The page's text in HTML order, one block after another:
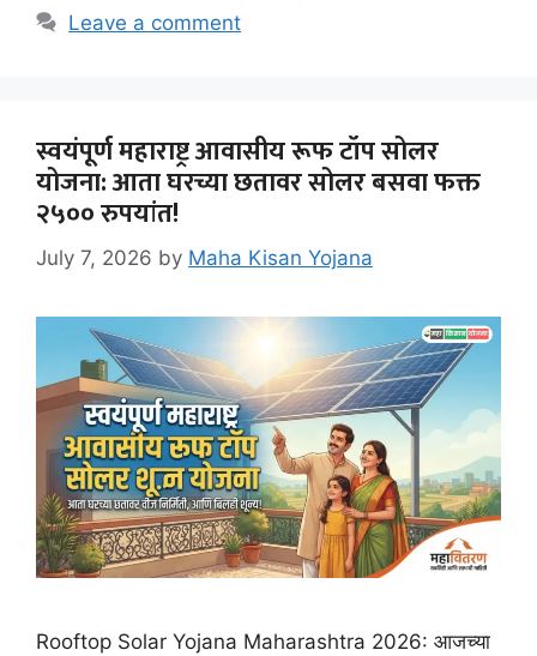
Leave a comment
स्वयंपूर्ण महाराष्ट्र आवासीय रूफ टॉप सोलर
योजना: आता घरच्या छतावर सोलर बसवा फक्त
२५०० रुपयांत!
July 7, 2026 by Maha Kisan Yojana
Rooftop Solar Yojana Maharashtra 2026: आजच्या